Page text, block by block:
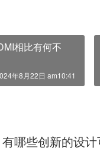
相比有何不
年8月22日 am10:41
有哪些创新的设